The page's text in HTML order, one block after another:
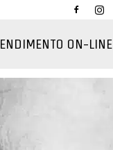
ON-LINE